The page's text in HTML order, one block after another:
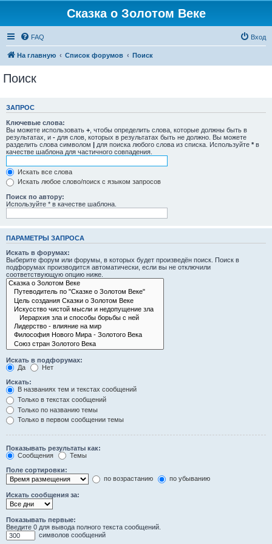
Сказка о Золотом Веке
FAQ Вход
На главную Список форумов Поиск
Поиск
ЗАПРОС
Ключевые слова:
Вы можете использовать + , чтобы определить слова, которые должны быть в
результатах, и - для слов, которых в результатах быть не должно. Вы можете
разделить слова символом | для поиска любого слова из списка. Используйте * в
качестве шаблона для частичного совпадения.
Искать все слова
Искать любое слово/поиск с языком запросов
Поиск по автору:
Используйте * в качестве шаблона.
ПАРАМЕТРЫ ЗАПРОСА
Искать в форумах:
Выберите форум или форумы, в которых будет произведён поиск. Поиск в
подфорумах производится автоматически, если вы не отключили
соответствующую опцию ниже.
Искать в подфорумах:
Да
Нет
Искать:
В названиях тем и текстах сообщений
Только в текстах сообщений
Только по названию темы
Только в первом сообщении темы
Показывать результаты как:
Сообщения
Темы
Поле сортировки:
по возрастанию
по убыванию
Искать сообщения за:
Показывать первые:
Введите 0 для вывода полного текста сообщений.
символов сообщений